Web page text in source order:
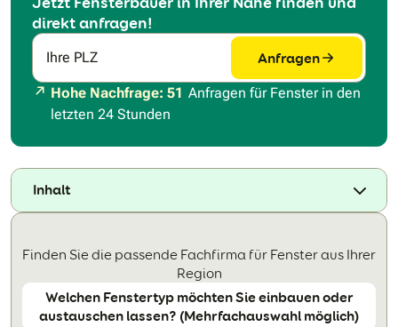
direkt anfragen!
Ihre PLZ Anfragen
Hohe Nachfrage: 51 Anfragen für Fenster in den
letzten 24 Stunden
Inhalt
Finden Sie die passende Fachfirma für Fenster aus Ihrer
Region
Welchen Fenstertyp möchten Sie einbauen oder
austauschen lassen? (Mehrfachauswahl möglich)